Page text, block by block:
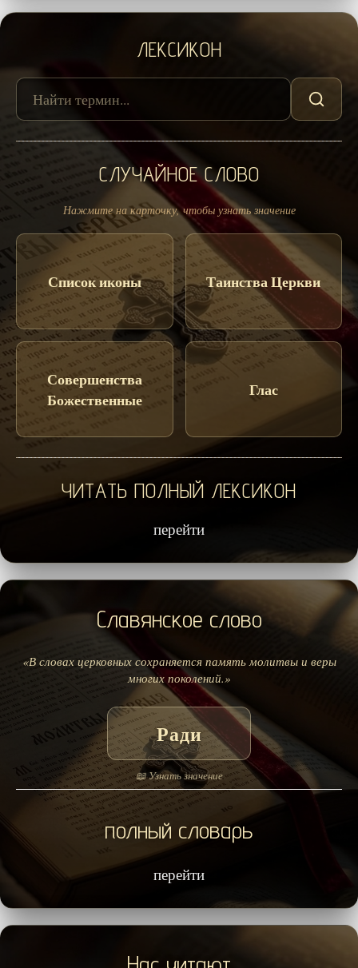
ЛЕКСИКОН
СЛУЧАЙНОЕ СЛОВО
Нажмите на карточку, чтобы узнать значение
Список иконы Таинства Церкви
Совершенства
Божественные
Глас
ЧИТАТЬ ПОЛНЫЙ ЛЕКСИКОН
перейти
Славянское слово
«В словах церковных сохраняется память молитвы и веры
многих поколений.»
Ради
📖 Узнать значение
полный словарь
перейти